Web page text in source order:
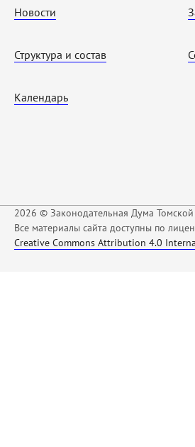
Новости
Структура и состав
Календарь
2026 © Законодательная Дума Томской
Все материалы сайта доступны по
Creative Commons Attribution 4.0